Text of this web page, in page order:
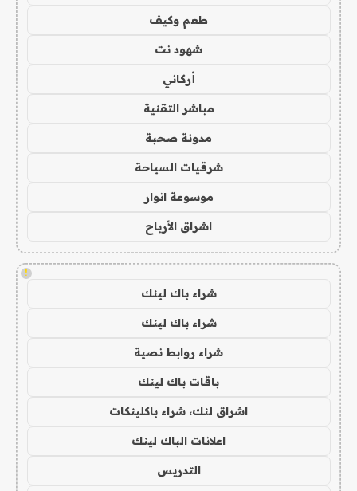
طعم وكيف
شهود نت
أركاني
مباشر التقنية
مدونة صحبة
شرقيات السياحة
موسوعة انوار
اشراق الأرباح
!
شراء باك لينك
شراء باك لينك
شراء روابط نصية
باقات باك لينك
اشراق لنك، شراء باكلينكات
اعلانات الباك لينك
التدريس